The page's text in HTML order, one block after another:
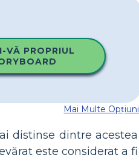
VĂ PROPRIUL
Mai Multe Opțiuni
distinse dintre acestea
este considerat a fi